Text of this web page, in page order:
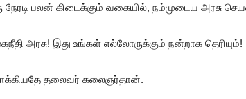
நேரடி பலன் கிடைக்கும் வகையில், நம்முடைய அரசு
அரசு! இது உங்கள் எல்லோருக்கும் நன்றாக தெரியும்!
தலைவர் கலைஞர்தான்.